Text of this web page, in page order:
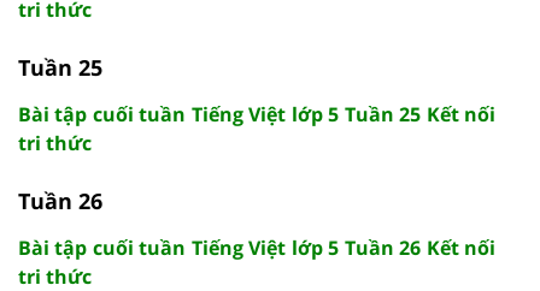
tri thức
Tuần 25
Bài tập cuối tuần Tiếng Việt lớp 5 Tuần 25 Kết nối
tri thức
Tuần 26
Bài tập cuối tuần Tiếng Việt lớp 5 Tuần 26 Kết nối
tri thức